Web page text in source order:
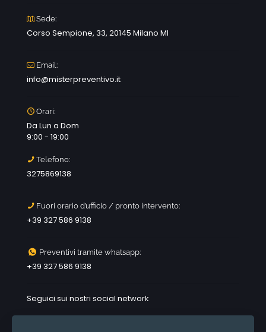
Sede:
Corso Sempione, 33, 20145 Milano MI
Email:
info@misterpreventivo.it
Orari:
Da Lun a Dom
9:00 - 19:00
Telefono:
3275869138
Fuori orario d’ufficio / pronto intervento:
+39 327 586 9138
Preventivi tramite whatsapp:
+39 327 586 9138
Seguici sui nostri social network